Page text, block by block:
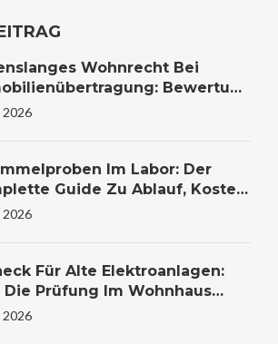
Wohnrecht Bei
Bewertung
2026
Im Labor: Der
Guide Zu Ablauf, Kosten
2026
Für Alte Elektroanlagen:
Die Prüfung Im Wohnhaus
Kostet Und Warum Sie
2026